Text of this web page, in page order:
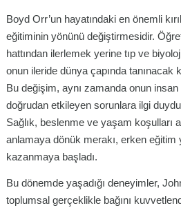
Boyd Orr’un hayatındaki en önemli
eğitiminin yönünü değiştirmesidir.
hattından ilerlemek yerine tıp ve
onun ileride dünya çapında tanınacak
Bu değişim, aynı zamanda onun insan
doğrudan etkileyen sorunlara ilgi
Sağlık, beslenme ve yaşam koşulları
anlamaya dönük merakı, erken eğitim
kazanmaya başladı.
Bu dönemde yaşadığı deneyimler,
toplumsal gerçeklikle bağını